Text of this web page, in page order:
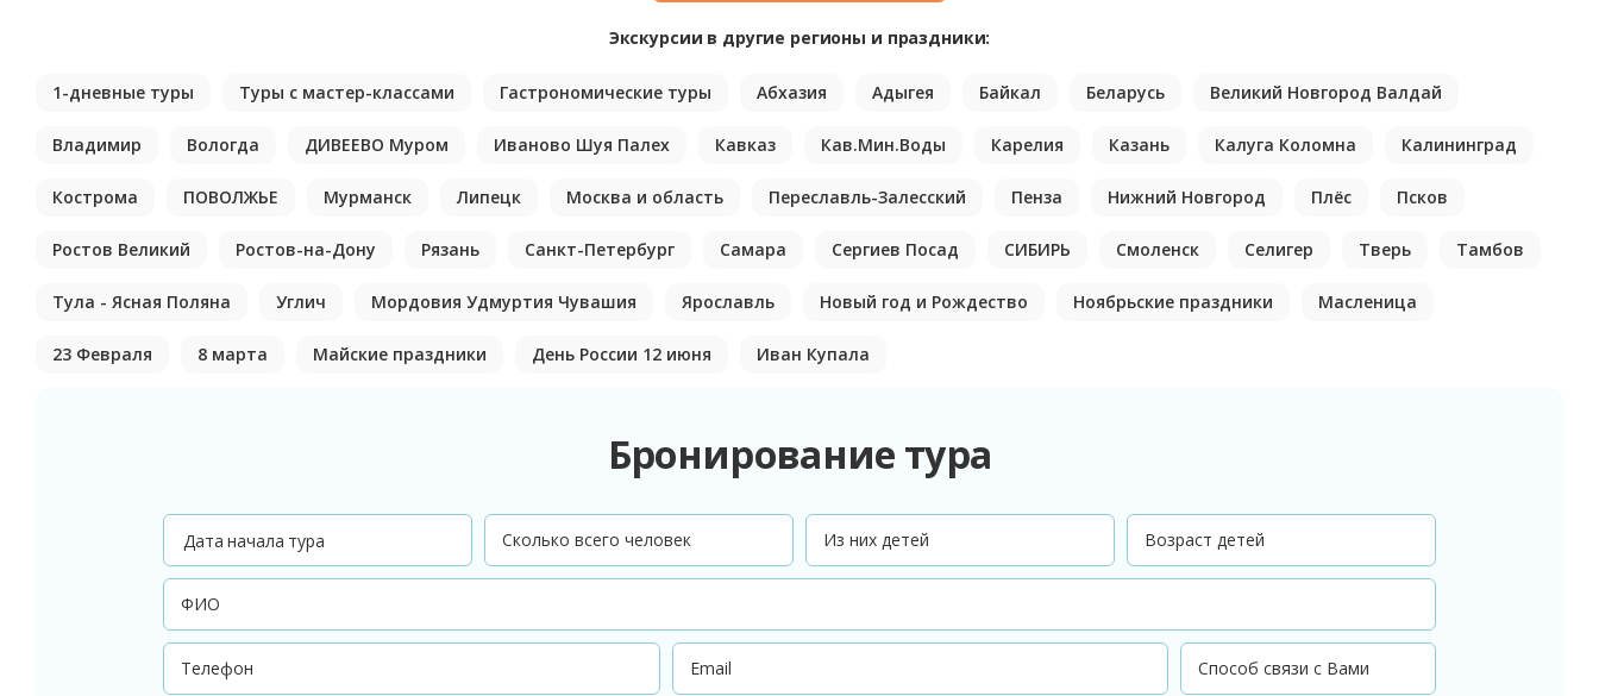
Экскурсии в другие регионы и праздники:
1-дневные туры Туры с мастер-классами Гастрономические туры Абхазия Адыгея Байкал Беларусь Великий Новгород Валдай
Владимир Вологда ДИВЕЕВО Муром Иваново Шуя Палех Кавказ Кав.Мин.Воды Карелия Казань Калуга Коломна Калининград
Кострома ПОВОЛЖЬЕ Мурманск Липецк Москва и область Переславль-Залесский Пенза Нижний Новгород Плёс Псков
Ростов Великий Ростов-на-Дону Рязань Санкт-Петербург Самара Сергиев Посад СИБИРЬ Смоленск Селигер Тверь Тамбов
Тула - Ясная Поляна Углич Мордовия Удмуртия Чувашия Ярославль Новый год и Рождество Ноябрьские праздники Масленица
23 Февраля 8 марта Майские праздники День России 12 июня Иван Купала
Бронирование тура
Дата начала тура